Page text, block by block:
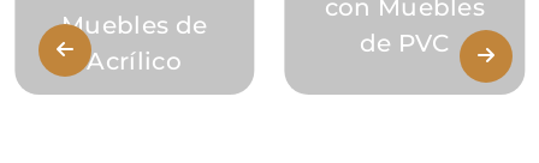
Muebles de
Acrílico
con Muebles
de PVC